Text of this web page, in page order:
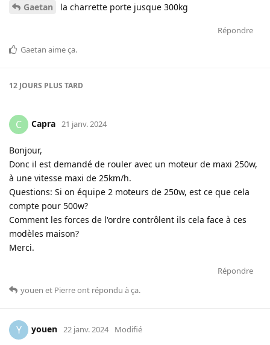
Gaetan la charrette porte jusque 300kg
Répondre
Gaetan aime ça.
12 JOURS PLUS TARD
C Capra 21 janv. 2024
Bonjour,
Donc il est demandé de rouler avec un moteur de maxi 250w,
à une vitesse maxi de 25km/h.
Questions: Si on équipe 2 moteurs de 250w, est ce que cela
compte pour 500w?
Comment les forces de l'ordre contrôlent ils cela face à ces
modèles maison?
Merci.
Répondre
youen et Pierreont répondu à ça.
Y youen 22 janv. 2024 Modifié